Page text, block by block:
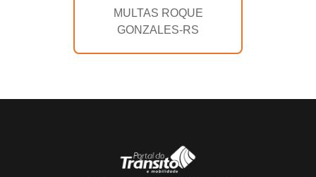
MULTAS ROQUE
GONZALES-RS